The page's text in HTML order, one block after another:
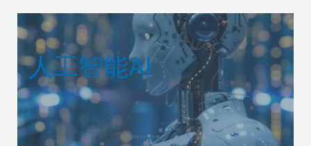
人工智能AI